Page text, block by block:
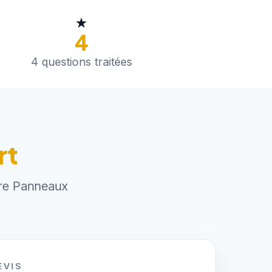
★
4
4 questions traitées
Panneaux